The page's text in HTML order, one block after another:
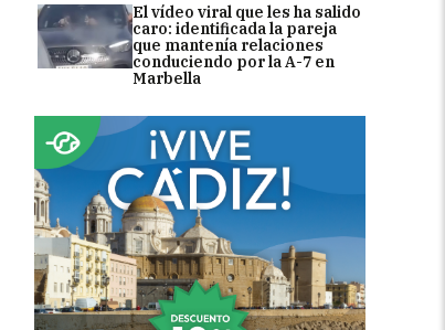
El vídeo viral que les ha salido
caro: identificada la pareja
que mantenía relaciones
conduciendo por la A-7 en
Marbella